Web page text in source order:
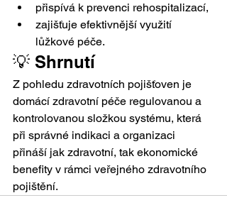
přispívá k prevenci rehospitalizací,
zajišťuje efektivnější využití
lůžkové péče.
💡 Shrnutí
Z pohledu zdravotních pojišťoven je
domácí zdravotní péče regulovanou a
kontrolovanou složkou systému, která
při správné indikaci a organizaci
přináší jak zdravotní, tak ekonomické
benefity v rámci veřejného zdravotního
pojištění.